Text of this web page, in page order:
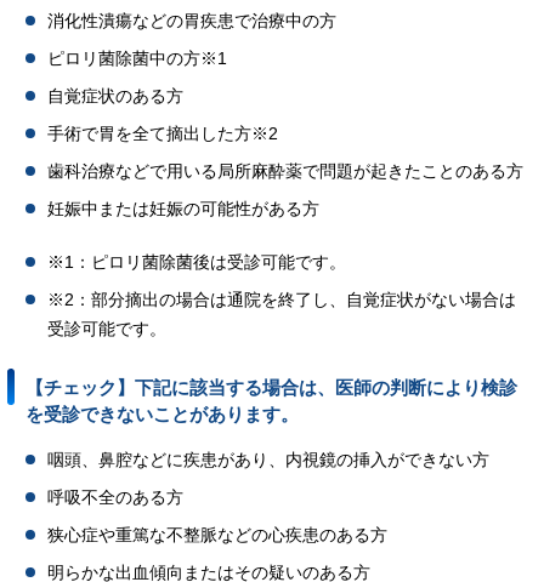
消化性潰瘍などの胃疾患で治療中の方
ピロリ菌除菌中の方※1
自覚症状のある方
手術で胃を全て摘出した方※2
歯科治療などで用いる局所麻酔薬で問題が起きたことのある方
妊娠中または妊娠の可能性がある方
※1：ピロリ菌除菌後は受診可能です。
※2：部分摘出の場合は通院を終了し、自覚症状がない場合は
受診可能です。
【チェック】下記に該当する場合は、医師の判断により検診
を受診できないことがあります。
咽頭、鼻腔などに疾患があり、内視鏡の挿入ができない方
呼吸不全のある方
狭心症や重篤な不整脈などの心疾患のある方
明らかな出血傾向またはその疑いのある方